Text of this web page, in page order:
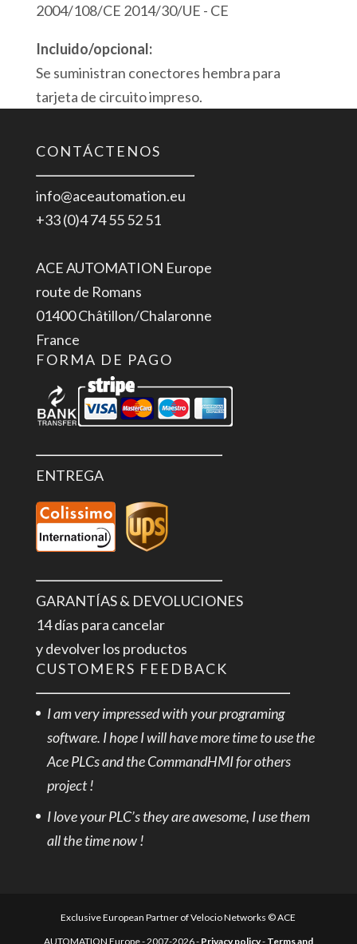
2004/108/CE 2014/30/UE - CE
Incluido/opcional:
Se suministran conectores hembra para
tarjeta de circuito impreso.
CONTÁCTENOS
info@aceautomation.eu
+33 (0)4 74 55 52 51
ACE AUTOMATION Europe
route de Romans
01400 Châtillon/Chalaronne
France
FORMA DE PAGO
ENTREGA
GARANTÍAS & DEVOLUCIONES
14 días para cancelar
y devolver los productos
CUSTOMERS FEEDBACK
I am very impressed with your programing
software. I hope I will have more time to use the
Ace PLCs and the CommandHMI for others
project !
I love your PLC’s they are awesome, I use them
all the time now !
Exclusive European Partner of Velocio Networks © ACE
AUTOMATION Europe - 2007-2026 - Privacy policy- Terms and